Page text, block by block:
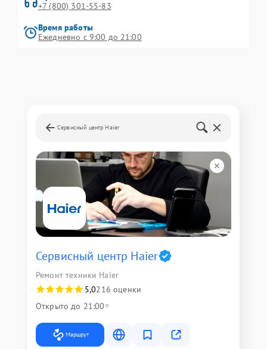
+7 (800) 301-55-83
Время работы
Ежедневно с 9:00 до 21:00
Сервисный центр Haier
Сервисный центр Haier
Ремонт техники Haier
5,0216 оценки
Открыто до 21:00
Маршрут